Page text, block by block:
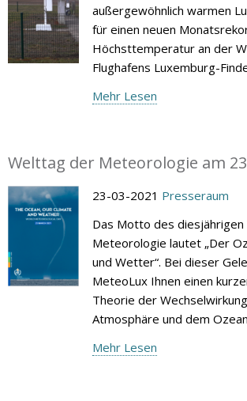
außergewöhnlich warmen
für einen neuen
Höchsttemperatur an der
Flughafens Luxemburg-
Mehr Lesen
Welttag der Meteorologie am
23-03-2021 Presseraum
Das Motto des
Meteorologie lautet „Der
und Wetter“. Bei dieser
MeteoLux Ihnen einen
Theorie der
Atmosphäre und dem
Mehr Lesen